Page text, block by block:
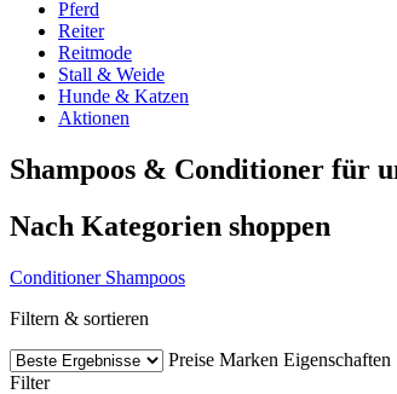
Pferd
Reiter
Reitmode
Stall & Weide
Hunde & Katzen
Aktionen
Shampoos & Conditioner für
Nach Kategorien shoppen
Conditioner Shampoos
Filtern & sortieren
Preise Marken Eigenschaften
Filter